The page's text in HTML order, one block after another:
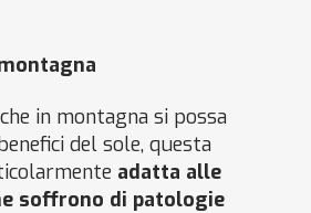
in montagna si possa
del sole, questa
adatta alle
soffrono di patologie